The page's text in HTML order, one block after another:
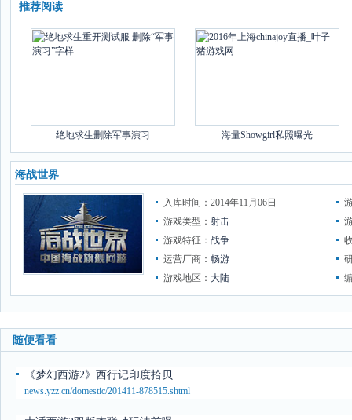
推荐阅读
绝地求生删除军事演习 海量Showgirl私照曝光
海战世界
入库时间：2014年11月06日
游戏类型： 射击
游戏特征： 战争
运营厂商： 畅游
游戏地区： 大陆
随便看看
《梦幻西游2》西行记印度拾贝
news.yzz.cn/domestic/201411-878515.shtml